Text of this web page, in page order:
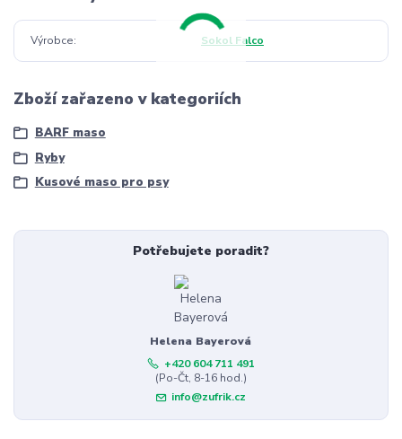
Výrobce Sokol Falco
Zboží zařazeno v kategoriích
BARF maso
Ryby
Kusové maso pro psy
Potřebujete poradit?
Helena Bayerová
+420 604 711 491
(Po-Čt, 8-16 hod.)
info@zufrik.cz